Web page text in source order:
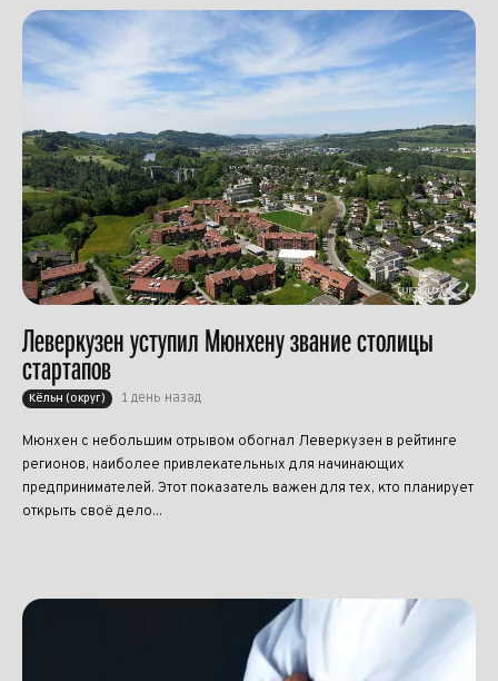
Леверкузен уступил Мюнхену звание столицы
стартапов
Кёльн (округ) 1 день назад
Мюнхен с небольшим отрывом обогнал Леверкузен в рейтинге
регионов, наиболее привлекательных для начинающих
предпринимателей. Этот показатель важен для тех, кто планирует
открыть своё дело...